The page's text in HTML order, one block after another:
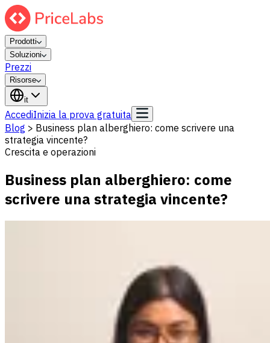
Prodotti
Soluzioni
Prezzi
Risorse
it
AccediInizia la prova gratuita
Blog > Business plan alberghiero: come scrivere una
strategia vincente?
Crescita e operazioni
Business plan alberghiero: come
scrivere una strategia vincente?